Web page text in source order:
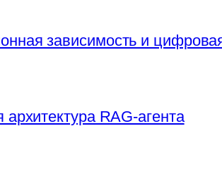
зависимость и
архитектура RAG-агента